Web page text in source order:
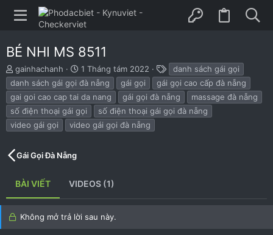
BÉ NHI MS 8511
B
ắ
t
đ
ầ
u
gainhachanh
N
g
à
y
b
ắ
t
1 Tháng tám 2022
h
ẻ
danh sách gái gọi
danh sách gái gọi đà nẵng
gái gọi
gái gọi cao cấp đà nẵng
gai goi cao cap tai da nang
gái gọi đà nẵng
massage đà nẵng
số điện thoại gái gọi
số điện thoại gái gọi đà nẵng
video gái gọi
video gái gọi đà nẵng
Gái Gọi Đà Nẵng
BÀI VIẾT VIDEOS (1)
Không mở trả lời sau này.